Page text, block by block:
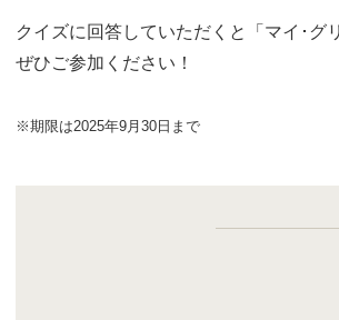
クイズに回答していただくと「マイ･グ
ぜひご参加ください！
※期限は2025年9月30日まで